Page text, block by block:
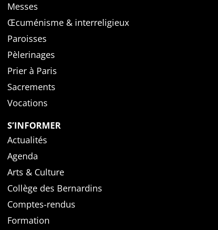
Messes
Œcuménisme & interreligieux
Paroisses
Pèlerinages
Prier à Paris
Sacrements
Vocations
S’INFORMER
Actualités
Agenda
Arts & Culture
Collège des Bernardins
Comptes-rendus
Formation